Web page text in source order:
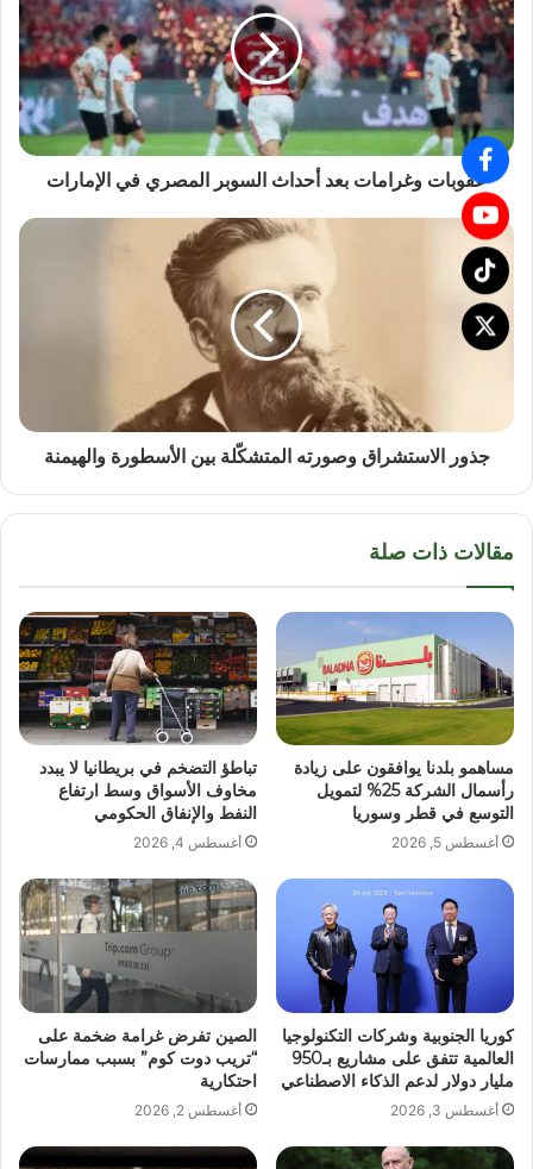
عقوبات وغرامات بعد أحداث السوبر المصري في الإمارات
جذور الاستشراق وصورته المتشكّلة بين الأسطورة والهيمنة
مقالات ذات صلة
مساهمو بلدنا يوافقون على زيادة
رأسمال الشركة 25% لتمويل
التوسع في قطر وسوريا
أغسطس 5, 2026
تباطؤ التضخم في بريطانيا لا يبدد
مخاوف الأسواق وسط ارتفاع
النفط والإنفاق الحكومي
أغسطس 4, 2026
كوريا الجنوبية وشركات التكنولوجيا
العالمية تتفق على مشاريع بـ950
مليار دولار لدعم الذكاء الاصطناعي
أغسطس 3, 2026
الصين تفرض غرامة ضخمة على
“تريب دوت كوم” بسبب ممارسات
احتكارية
أغسطس 2, 2026